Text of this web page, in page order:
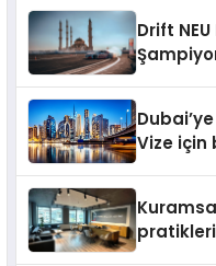
Drift
Vize için